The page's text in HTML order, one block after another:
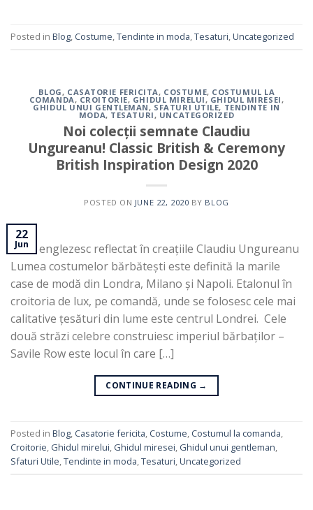
Posted in Blog, Costume,Tendinte in moda,Tesaturi,Uncategorized
BLOG , CASATORIE FERICITA, COSTUME, COSTUMUL LA
COMANDA, CROITORIE, GHIDUL MIRELUI , GHIDUL MIRESEI ,
GHIDUL UNUI GENTLEMAN , SFATURI UTILE, TENDINTE IN
MODA, TESATURI , UNCATEGORIZED
Noi colecții semnate Claudiu
Ungureanu! Classic British & Ceremony
British Inspiration Design 2020
POSTED ON JUNE 22, 2020 BY BLOG
22
Jun
Stilul englezesc reflectat în creațiile Claudiu Ungureanu
Lumea costumelor bărbătești este definită la marile
case de modă din Londra, Milano și Napoli. Etalonul în
croitoria de lux, pe comandă, unde se folosesc cele mai
calitative țesături din lume este centrul Londrei. Cele
două străzi celebre construiesc imperiul bărbaților –
Savile Row este locul în care […]
CONTINUE READING →
Posted in Blog, Casatorie fericita, Costume, Costumul la comanda,
Croitorie, Ghidul mirelui, Ghidul miresei, Ghidul unui gentleman,
Sfaturi Utile,Tendinte in moda,Tesaturi,Uncategorized